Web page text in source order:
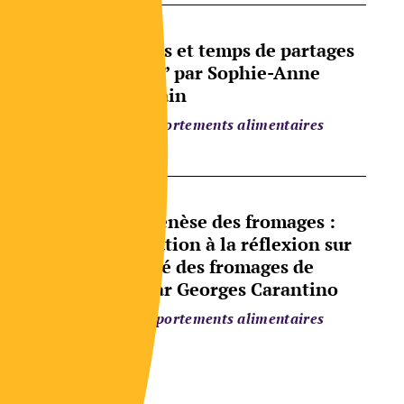
“Cuisines et temps de partages
à Alep…” par Sophie-Anne
Sauvegrain
Comportements alimentaires
“De la genèse des fromages :
contribution à la réflexion sur
l’identité des fromages de
Brie.” par Georges Carantino
Comportements alimentaires